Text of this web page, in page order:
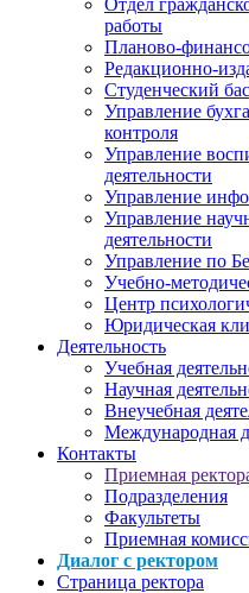
работы
Планово-
Редакционно-
Студенческий
Управление
контроля
Управление
деятельности
Управление
Управление
деятельности
Управление по
Учебно-
Центр
Юридическая
Деятельность
Учебная
Научная
Внеучебная
Международная
Контакты
Приемная
Подразделения
Факультеты
Приемная
Диалог с ректором
Страница ректора